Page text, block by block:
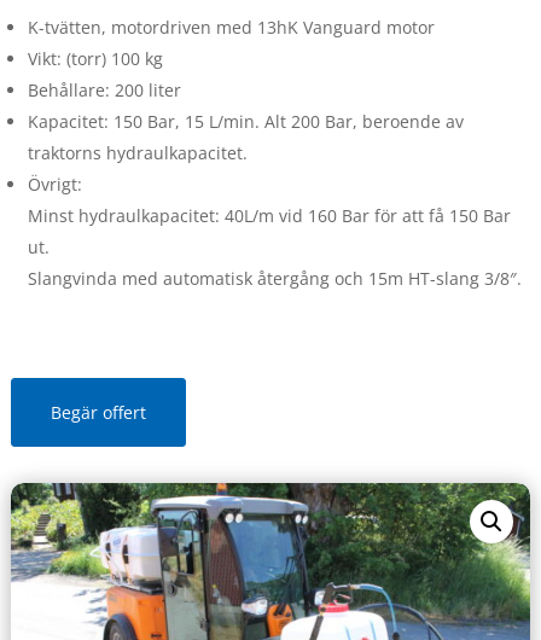
K-tvätten, motordriven med 13hK Vanguard motor
Vikt: (torr) 100 kg
Behållare: 200 liter
Kapacitet: 150 Bar, 15 L/min. Alt 200 Bar, beroende av
traktorns hydraulkapacitet.
Övrigt:
Minst hydraulkapacitet: 40L/m vid 160 Bar för att få 150 Bar
ut.
Slangvinda med automatisk återgång och 15m HT-slang 3/8″.
Begär offert